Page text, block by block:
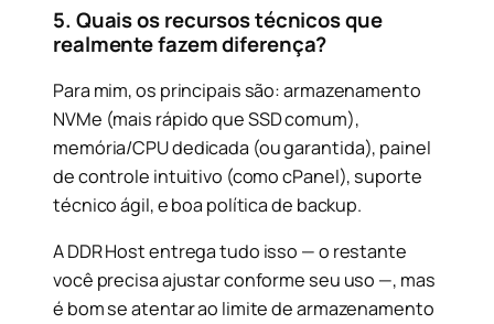
5. Quais os recursos técnicos que
realmente fazem diferença?
Para mim, os principais são: armazenamento
NVMe (mais rápido que SSD comum),
memória/CPU dedicada (ou garantida), painel
de controle intuitivo (como cPanel), suporte
técnico ágil, e boa política de backup.
A DDR Host entrega tudo isso — o restante
você precisa ajustar conforme seu uso —, mas
é bom se atentar ao limite de armazenamento